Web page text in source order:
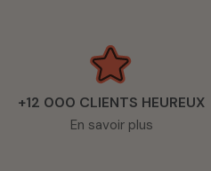
+12 000 CLIENTS HEUREUX
En savoir plus